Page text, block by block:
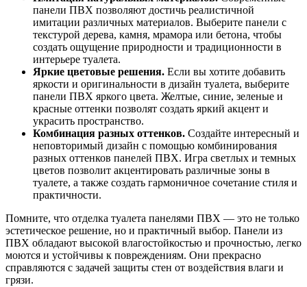
панели ПВХ позволяют достичь реалистичной
имитации различных материалов. Выберите панели с
текстурой дерева, камня, мрамора или бетона, чтобы
создать ощущение природности и традиционности в
интерьере туалета.
Яркие цветовые решения. Если вы хотите добавить
яркости и оригинальности в дизайн туалета, выберите
панели ПВХ яркого цвета. Желтые, синие, зеленые и
красные оттенки позволят создать яркий акцент и
украсить пространство.
Комбинация разных оттенков. Создайте интересный и
неповторимый дизайн с помощью комбинирования
разных оттенков панелей ПВХ. Игра светлых и темных
цветов позволит акцентировать различные зоны в
туалете, а также создать гармоничное сочетание стиля и
практичности.
Помните, что отделка туалета панелями ПВХ — это не только
эстетическое решение, но и практичный выбор. Панели из
ПВХ обладают высокой влагостойкостью и прочностью, легко
моются и устойчивы к повреждениям. Они прекрасно
справляются с задачей защиты стен от воздействия влаги и
грязи.